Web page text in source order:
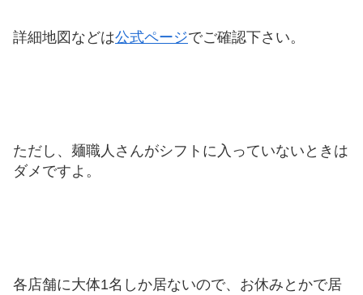
詳細地図などは公式ページでご確認下さい。
ただし、麺職人さんがシフトに入っていないときは
ダメですよ。
各店舗に大体1名しか居ないので、お休みとかで居